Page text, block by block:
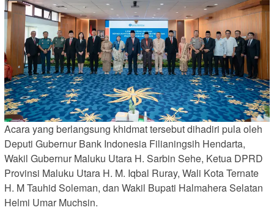
Acara yang berlangsung khidmat tersebut dihadiri pula oleh
Deputi Gubernur Bank Indonesia Filianingsih Hendarta,
Wakil Gubernur Maluku Utara H. Sarbin Sehe, Ketua DPRD
Provinsi Maluku Utara H. M. Iqbal Ruray, Wali Kota Ternate
H. M Tauhid Soleman, dan Wakil Bupati Halmahera Selatan
Helmi Umar Muchsin.